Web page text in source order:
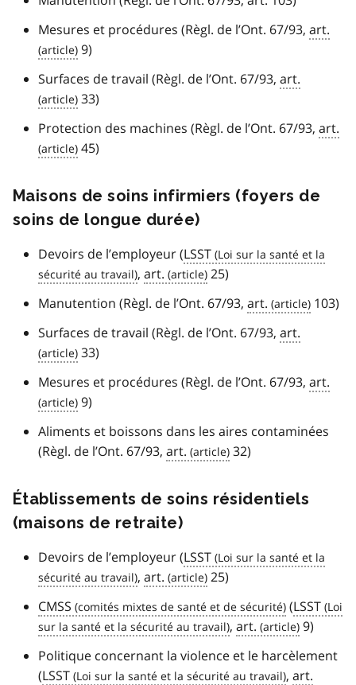
Mesures et procédures (Règl. de l’Ont. 67/93, art.
9)
Surfaces de travail (Règl. de l’Ont. 67/93, art.
33)
Protection des machines (Règl. de l’Ont. 67/93, art.
45)
Maisons de soins infirmiers (foyers de
soins de longue durée)
Devoirs de l’employeur (LSST
, art.
25)
Manutention (Règl. de l’Ont. 67/93, art.
103)
Surfaces de travail (Règl. de l’Ont. 67/93, art.
33)
Mesures et procédures (Règl. de l’Ont. 67/93, art.
9)
Aliments et boissons dans les aires contaminées
(Règl. de l’Ont. 67/93, art. 32)
Établissements de soins résidentiels
(maisons de retraite)
Devoirs de l’employeur (LSST
, art.
25)
CMSS
(LSST
, art.
9)
Politique concernant la violence et le harcèlement
(LSST , art.